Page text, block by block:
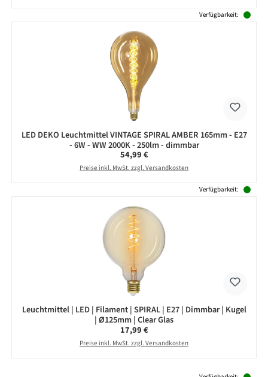
Verfügbarkeit:
LED DEKO Leuchtmittel VINTAGE SPIRAL AMBER 165mm - E27
- 6W - WW 2000K - 250lm - dimmbar
Regulärer Preis:
54,99 €
Preise inkl. MwSt. zzgl. Versandkosten
Verfügbarkeit:
Leuchtmittel | LED | Filament | SPIRAL | E27 | Dimmbar | Kugel
| Ø125mm | Clear Glas
Regulärer Preis:
17,99 €
Preise inkl. MwSt. zzgl. Versandkosten